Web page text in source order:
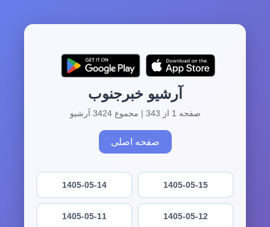
آرشیو خبرجنوب
صفحه 1 از 343 | مجموع 3424 آرشیو
صفحه اصلی
1405-05-15
1405-05-14
1405-05-12
1405-05-11